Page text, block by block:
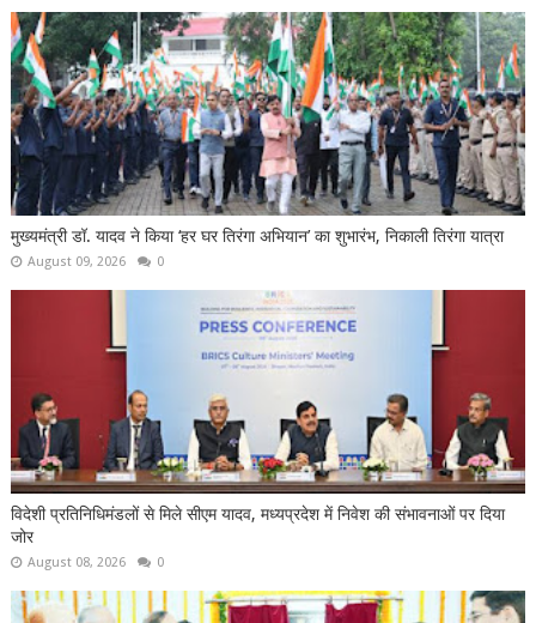
मुख्यमंत्री डॉ. यादव ने किया ‘हर घर तिरंगा अभियान’ का शुभारंभ, निकाली तिरंगा यात्रा
August 09, 2026 0
विदेशी प्रतिनिधिमंडलों से मिले सीएम यादव, मध्यप्रदेश में निवेश की संभावनाओं पर दिया
जोर
August 08, 2026 0